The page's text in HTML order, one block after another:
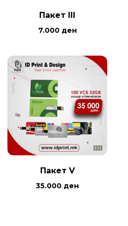
Пакет III
7.000 ден
Пакет V
35.000 ден